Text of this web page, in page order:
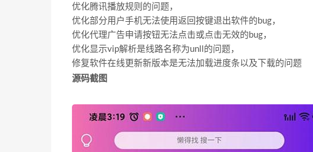
优化腾讯播放规则的问题，
优化部分用户手机无法使用返回按键退出软件的bug，
优化代理广告申请按钮无法点击或点击无效的bug，
优化显示vip解析是线路名称为unll的问题，
修复软件在线更新新版本是无法加载进度条以及下载的问题
源码截图